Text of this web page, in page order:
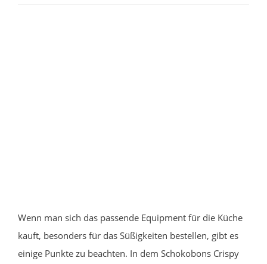
Wenn man sich das passende Equipment für die Küche
kauft, besonders für das Süßigkeiten bestellen, gibt es
einige Punkte zu beachten. In dem Schokobons Crispy